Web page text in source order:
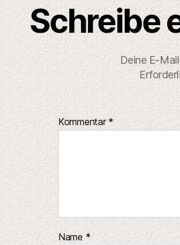
Schreibe
Deine E-
Kommentar*
Name *